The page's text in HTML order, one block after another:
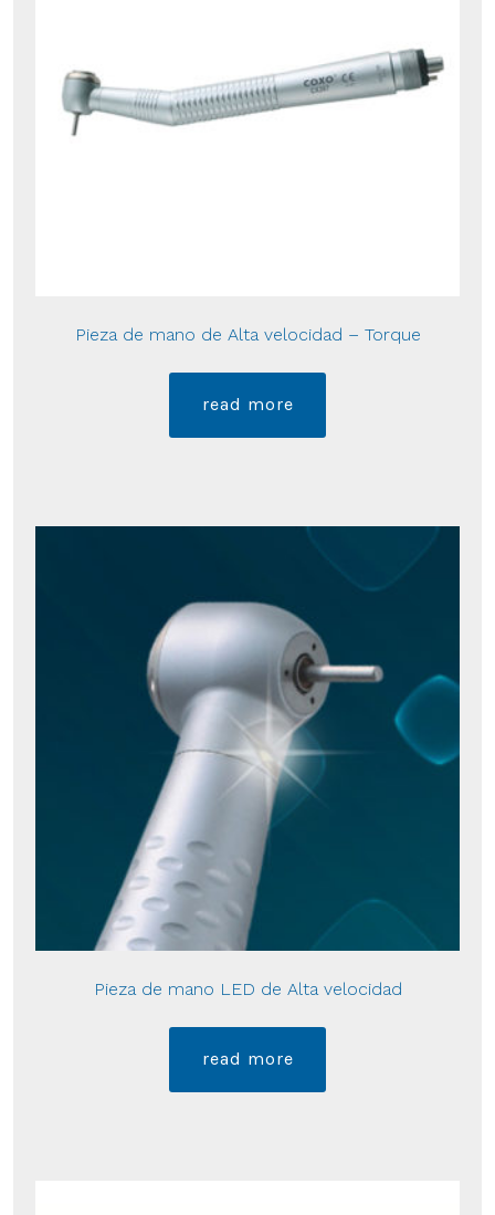
Pieza de mano de Alta velocidad – Torque
read more
Pieza de mano LED de Alta velocidad
read more